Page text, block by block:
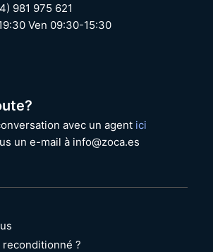
981 975 621
Ven 09:30-15:30
avec un agent ici
un e-mail à info@zoca.es
reconditionné ?